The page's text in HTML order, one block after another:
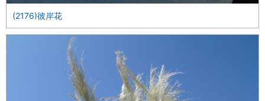
(2176)彼岸花